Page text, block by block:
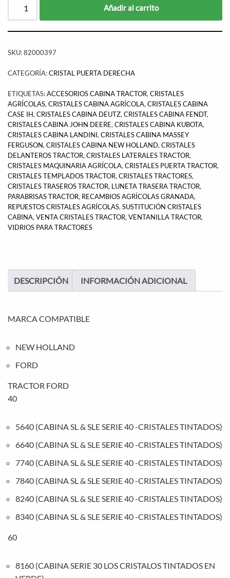
Añadir al carrito
SKU:82000397
CATEGORÍA:CRISTAL PUERTA DERECHA
ETIQUETAS:ACCESORIOS CABINA TRACTOR, CRISTALES
AGRÍCOLAS, CRISTALES CABINA AGRÍCOLA, CRISTALES CABINA
CASE IH, CRISTALES CABINA DEUTZ, CRISTALES CABINA FENDT,
CRISTALES CABINA JOHN DEERE, CRISTALES CABINA KUBOTA,
CRISTALES CABINA LANDINI, CRISTALES CABINA MASSEY
FERGUSON, CRISTALES CABINA NEW HOLLAND, CRISTALES
DELANTEROS TRACTOR, CRISTALES LATERALES TRACTOR,
CRISTALES MAQUINARIA AGRÍCOLA, CRISTALES PUERTA TRACTOR,
CRISTALES TEMPLADOS TRACTOR, CRISTALES TRACTORES,
CRISTALES TRASEROS TRACTOR, LUNETA TRASERA TRACTOR,
PARABRISAS TRACTOR, RECAMBIOS AGRÍCOLAS GRANADA,
REPUESTOS CRISTALES AGRÍCOLAS, SUSTITUCIÓN CRISTALES
CABINA, VENTA CRISTALES TRACTOR, VENTANILLA TRACTOR,
VIDRIOS PARA TRACTORES
DESCRIPCIÓN INFORMACIÓN ADICIONAL
MARCA COMPATIBLE
NEW HOLLAND
FORD
TRACTOR FORD
40
5640 (CABINA SL & SLE SERIE 40 -CRISTALES TINTADOS)
6640 (CABINA SL & SLE SERIE 40 -CRISTALES TINTADOS)
7740 (CABINA SL & SLE SERIE 40 -CRISTALES TINTADOS)
7840 (CABINA SL & SLE SERIE 40 -CRISTALES TINTADOS)
8240 (CABINA SL & SLE SERIE 40 -CRISTALES TINTADOS)
8340 (CABINA SL & SLE SERIE 40 -CRISTALES TINTADOS)
60
8160 (CABINA SERIE 30 LOS CRISTALOS TINTADOS EN